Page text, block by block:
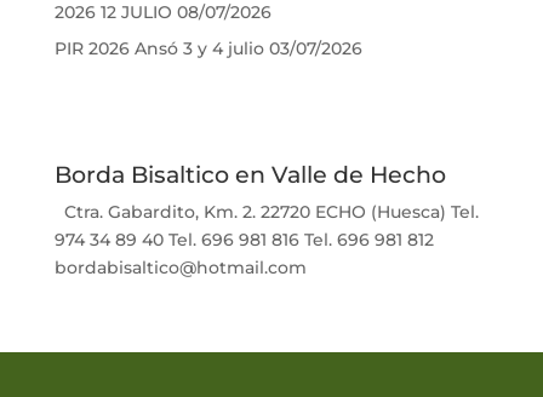
2026 12 JULIO 08/07/2026
PIR 2026 Ansó 3 y 4 julio 03/07/2026
Borda Bisaltico en Valle de Hecho
Ctra. Gabardito, Km. 2. 22720 ECHO (Huesca) Tel.
974 34 89 40 Tel. 696 981 816 Tel. 696 981 812
bordabisaltico@hotmail.com